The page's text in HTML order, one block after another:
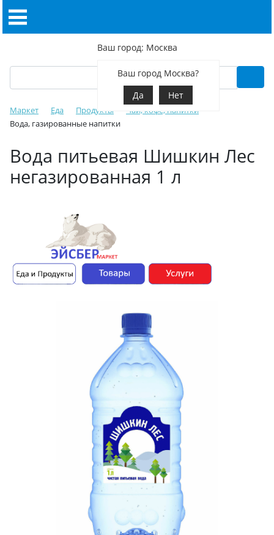
Ваш город: Москва
Ваш город Москва?
Да
Нет
Маркет Еда Продукты
Чай, кофе, напитки
Вода, газированные напитки
Вода питьевая Шишкин Лес
негазированная 1 л